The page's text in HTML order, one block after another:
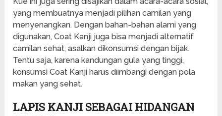
yang membuatnya menjadi pilihan camilan yang
menyenangkan. Dengan bahan-bahan alami yang
digunakan, Coat Kanji juga bisa menjadi alternatif
camilan sehat, asalkan dikonsumsi dengan bijak.
Tentu saja, karena kandungan gula yang tinggi,
konsumsi Coat Kanji harus diimbangi dengan pola
makan yang sehat.
LAPIS KANJI SEBAGAI HIDANGAN